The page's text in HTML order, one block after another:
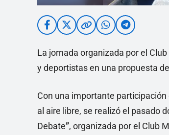
La jornada organizada por el
y deportistas en una propuesta
Con una importante
al aire libre, se realizó el pasado
Debate”, organizada por el Club